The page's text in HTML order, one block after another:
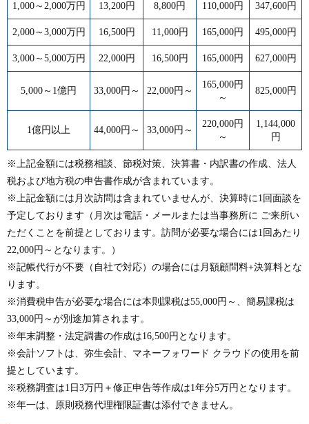
1,000～2,000万円 13,200円 8,800円 110,000円 347,600円
2,000～3,000万円 16,500円 11,000円 165,000円 495,000円
3,000～5,000万円 22,000円 16,500円 165,000円 627,000円
5,000～1億円 33,000円～ 22,000円～
165,000円
～
825,000円
1億円以上 44,000円～ 33,000円～
220,000円
～
1,144,000
円
※上記金額には税務相談、節税対策、決算書・内訳書の作成、法人
税および地方税の申告書作成が含まれています。
※上記金額には月次訪問は含まれていませんが、決算時に1回面談を
予定しております（月次は電話・メールまたは当事務所に ご来所い
ただくことを前提としております。訪問が必要な場合には1回あたり
22,000円～となります。）
※記帳代行が不要（自社で対応）の場合には月額顧問料+決算料とな
ります。
※消費税申告が必要な場合には本則課税は55,000円～、簡易課税は
33,000円～が別途加算されます。
※年末調整・法定調書の作成は16,500円となります。
※会計ソフトは、弥生会計、マネーフォワード クラウドの使用を前
提としています。
※税務調査は1日3万円＋修正申告等作成は1年分5万円となります。
※年一は、原則税務代理権限証書は添付できません。